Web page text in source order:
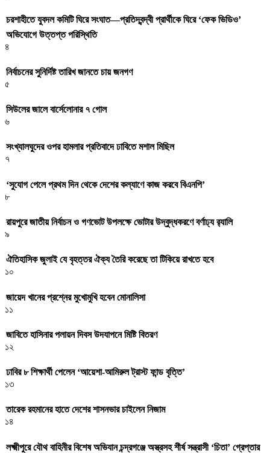
চরশাহীতে যুবদল কমিটি ঘিরে সংঘাত—প্রতিদ্বন্দ্বী প্রার্থীকে ঘিরে ‘ফেক ভিডিও’
অভিযোগে উত্তপ্ত পরিস্থিতি
৪
নির্বাচনের সুনির্দিষ্ট তারিখ জানতে চায় জনগণ
৫
সিউলের জালে বার্সেলোনার ৭ গোল
৬
সংখ্যালঘুদের ওপর হামলার প্রতিবাদে ঢাবিতে মশাল মিছিল
৭
‌‘সুযোগ পেলে প্রথম দিন থেকে দেশের কল্যাণে কাজ করবে বিএনপি’
৮
রায়পুরে জাতীয় নির্বাচন ও গণভোট উপলক্ষে ভোটার উদ্বুদ্ধকরণে বর্ণাঢ্য র‍্যালি
৯
ঐতিহাসিক জুলাই যে বৃহত্তর ঐক্য তৈরি করেছে তা টিকিয়ে রাখতে হবে
১০
জায়েদ খানের প্রশ্নের মুখোমুখি হবেন মোনালিসা
১১
জাবিতে হাসিনার পলায়ন দিবস উদযাপনে মিষ্টি বিতরণ
১২
ঢাবির ৮ শিক্ষার্থী পেলেন ‘আয়েশা-আমিরুল ট্রাস্ট ফান্ড বৃত্তি’
১৩
তারেক রহমানের হাতে দেশের শাসনভার চাইলেন নিজাম
১৪
লক্ষ্মীপুরে যৌথ বাহিনীর বিশেষ অভিযান চন্দ্রগঞ্জে অস্ত্রসহ শীর্ষ সন্ত্রাসী ‘চিতা’ গ্রেপ্তার